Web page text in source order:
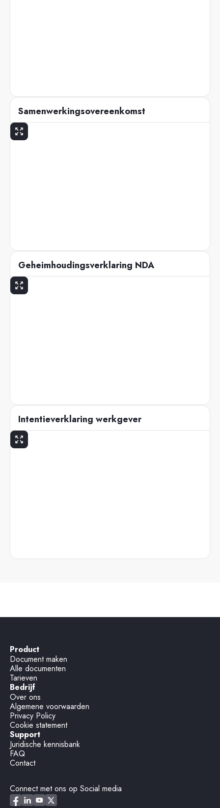
Samenwerkingsovereenkomst
Geheimhoudingsverklaring NDA
Intentieverklaring werkgever
Product
Document maken
Alle documenten
Tarieven
Bedrijf
Over ons
Algemene voorwaarden
Privacy Policy
Cookie statement
Support
Juridische kennisbank
FAQ
Contact
Connect met ons op Social media